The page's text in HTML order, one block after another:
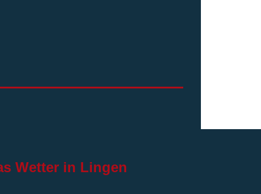
Wetter in Lingen